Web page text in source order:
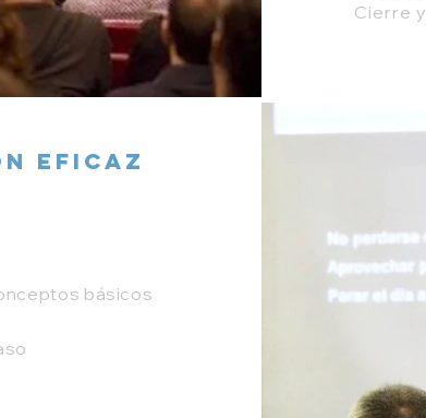
Cierre
Eficaz
básicos